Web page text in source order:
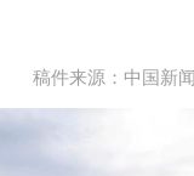
稿件来源：中国新